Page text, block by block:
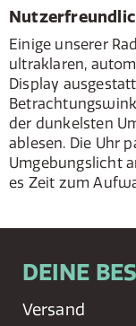
Einige unserer
ultraklaren,
Display
der dunkelsten
ablesen. Die Uhr
Umgebungslicht
es Zeit zum
DEINE
Versand